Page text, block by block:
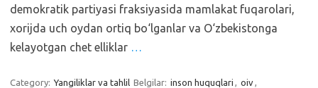
demokratik partiyasi fraksiyasida mamlakat fuqarolari,
xorijda uch oydan ortiq bo‘lganlar va O‘zbekistonga
kelayotgan chet elliklar …
Category: Yangiliklar va tahlil Belgilar: inson huquqlari , oiv,